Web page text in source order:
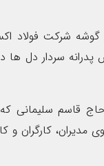
شرکت فولاد
سردار دل ها
قاسم سلیمانی
مدیران، کارگران و